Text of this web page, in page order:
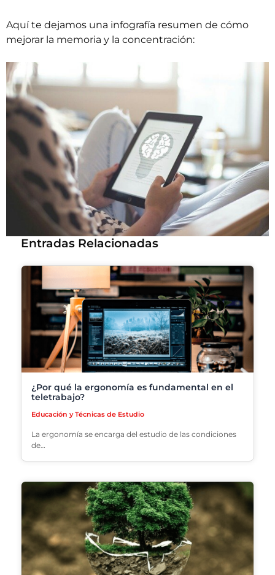
Aquí te dejamos una infografía resumen de cómo
mejorar la memoria y la concentración:
Entradas Relacionadas
¿Por qué la ergonomía es fundamental en el
teletrabajo?
Educación y Técnicas de Estudio
La ergonomía se encarga del estudio de las condiciones
de…